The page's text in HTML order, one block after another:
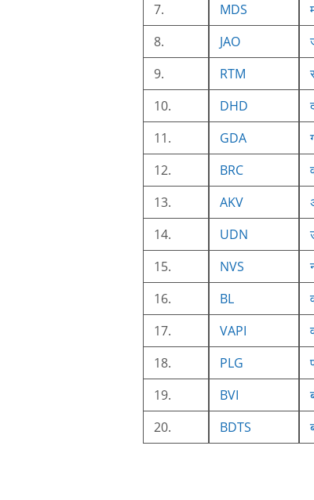
7.
MDS
8.
JAO
9.
RTM
10.
DHD
11.
GDA
12.
BRC
13.
AKV
14.
UDN
15.
NVS
16.
BL
17.
VAPI
18.
PLG
19.
BVI
20.
BDTS